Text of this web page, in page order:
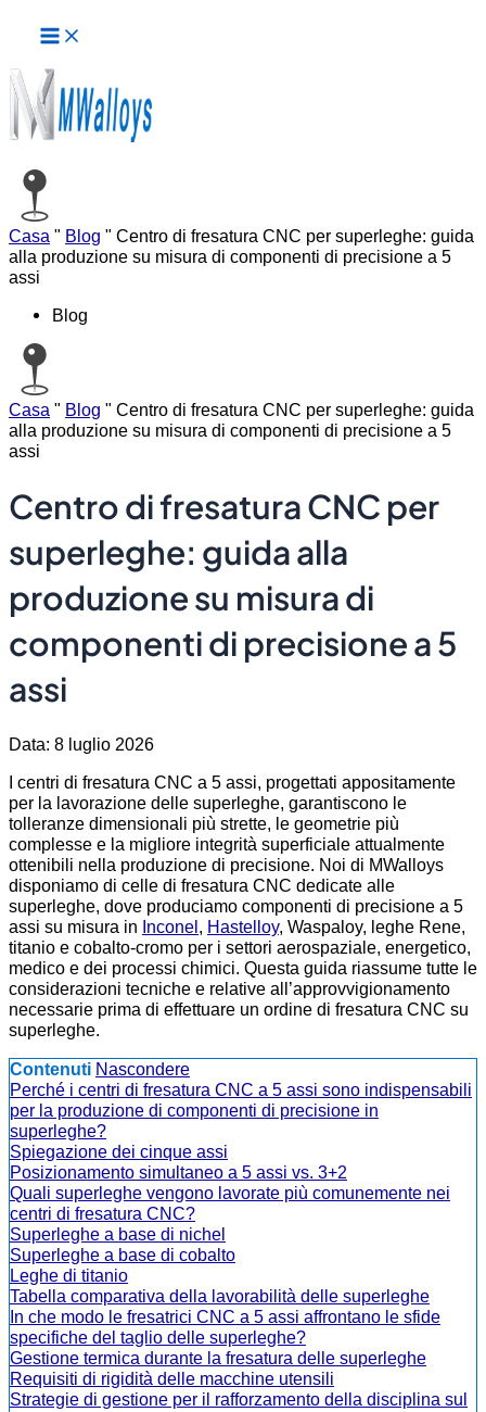
contenuto
principale
Casa " Blog " Centro di fresatura CNC per superleghe: guida
alla produzione su misura di componenti di precisione a 5
assi
Blog
Casa " Blog " Centro di fresatura CNC per superleghe: guida
alla produzione su misura di componenti di precisione a 5
assi
Centro di fresatura CNC per
superleghe: guida alla
produzione su misura di
componenti di precisione a 5
assi
Data: 8 luglio 2026
I centri di fresatura CNC a 5 assi, progettati appositamente
per la lavorazione delle superleghe, garantiscono le
tolleranze dimensionali più strette, le geometrie più
complesse e la migliore integrità superficiale attualmente
ottenibili nella produzione di precisione. Noi di MWalloys
disponiamo di celle di fresatura CNC dedicate alle
superleghe, dove produciamo componenti di precisione a 5
assi su misura in Inconel, Hastelloy, Waspaloy, leghe Rene,
titanio e cobalto-cromo per i settori aerospaziale, energetico,
medico e dei processi chimici. Questa guida riassume tutte le
considerazioni tecniche e relative all’approvvigionamento
necessarie prima di effettuare un ordine di fresatura CNC su
superleghe.
Contenuti Nascondere
Perché i centri di fresatura CNC a 5 assi sono indispensabili
per la produzione di componenti di precisione in
superleghe?
Spiegazione dei cinque assi
Posizionamento simultaneo a 5 assi vs. 3+2
Quali superleghe vengono lavorate più comunemente nei
centri di fresatura CNC?
Superleghe a base di nichel
Superleghe a base di cobalto
Leghe di titanio
Tabella comparativa della lavorabilità delle superleghe
In che modo le fresatrici CNC a 5 assi affrontano le sfide
specifiche del taglio delle superleghe?
Gestione termica durante la fresatura delle superleghe
Requisiti di rigidità delle macchine utensili
Strategie di gestione per il rafforzamento della disciplina sul